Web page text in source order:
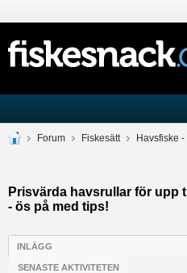
Forum Fiskesätt Havsfiske
Prisvärda havsrullar för upp
- ös på med tips!
INLÄGG
SENASTE AKTIVITETEN